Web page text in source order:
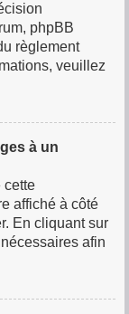
phpBB
règlement
veuillez
à un
cette
affiché à côté
En cliquant sur
afin